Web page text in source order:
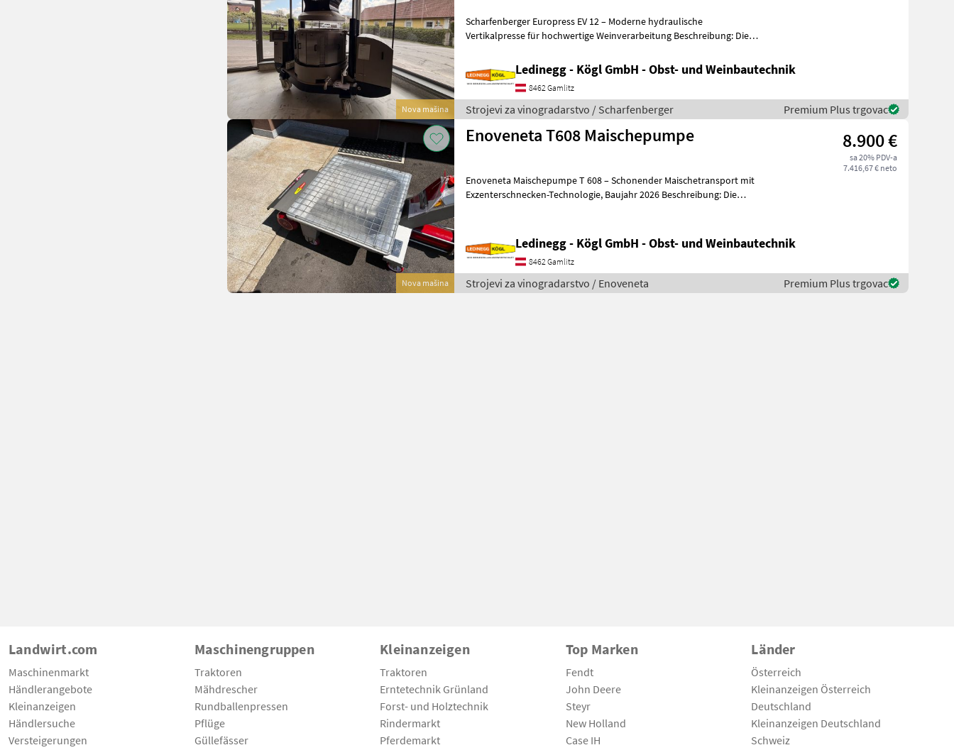
Nova mašina
Scharfenberger Europress EV 12 – Moderne hydraulische
Vertikalpresse für hochwertige Weinverarbeitung Beschreibung: Die
Ledinegg - Kögl GmbH - Obst- und Weinbautechnik
8462 Gamlitz
Strojevi za vinogradarstvo / Scharfenberger Premium Plus trgovac
Nova mašina
Enoveneta T608 Maischepumpe 8.900 €
sa 20% PDV-a
7.416,67 € neto
Enoveneta Maischepumpe T 608 – Schonender Maischetransport mit
Exzenterschnecken-Technologie, Baujahr 2026 Beschreibung: Die
Ledinegg - Kögl GmbH - Obst- und Weinbautechnik
8462 Gamlitz
Strojevi za vinogradarstvo / Enoveneta Premium Plus trgovac
Landwirt.com
Maschinenmarkt
Händlerangebote
Kleinanzeigen
Händlersuche
Versteigerungen
Maschinengruppen
Traktoren
Mähdrescher
Rundballenpressen
Pflüge
Güllefässer
Kleinanzeigen
Traktoren
Erntetechnik Grünland
Forst- und Holztechnik
Rindermarkt
Pferdemarkt
Top Marken
Fendt
John Deere
Steyr
New Holland
Case IH
Länder
Österreich
Kleinanzeigen Österreich
Deutschland
Kleinanzeigen Deutschland
Schweiz